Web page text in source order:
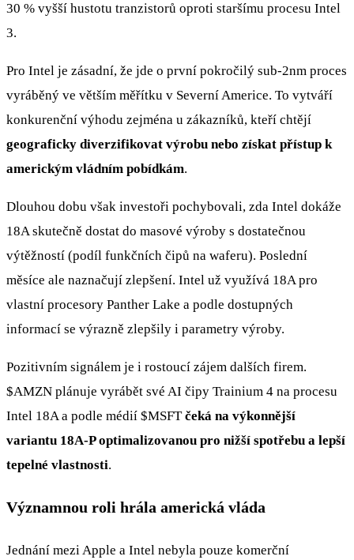
30 % vyšší hustotu tranzistorů oproti staršímu procesu Intel
3.
Pro Intel je zásadní, že jde o první pokročilý sub-2nm proces
vyráběný ve větším měřítku v Severní Americe. To vytváří
konkurenční výhodu zejména u zákazníků, kteří chtějí
geograficky diverzifikovat výrobu nebo získat přístup k
americkým vládním pobídkám.
Dlouhou dobu však investoři pochybovali, zda Intel dokáže
18A skutečně dostat do masové výroby s dostatečnou
výtěžností (podíl funkčních čipů na waferu). Poslední
měsíce ale naznačují zlepšení. Intel už využívá 18A pro
vlastní procesory Panther Lake a podle dostupných
informací se výrazně zlepšily i parametry výroby.
Pozitivním signálem je i rostoucí zájem dalších firem.
$AMZN plánuje vyrábět své AI čipy Trainium 4 na procesu
Intel 18A a podle médií $MSFTčeká na výkonnější
variantu 18A-P optimalizovanou pro nižší spotřebu a lepší
tepelné vlastnosti.
Významnou roli hrála americká vláda
Jednání mezi Apple a Intel nebyla pouze komerční